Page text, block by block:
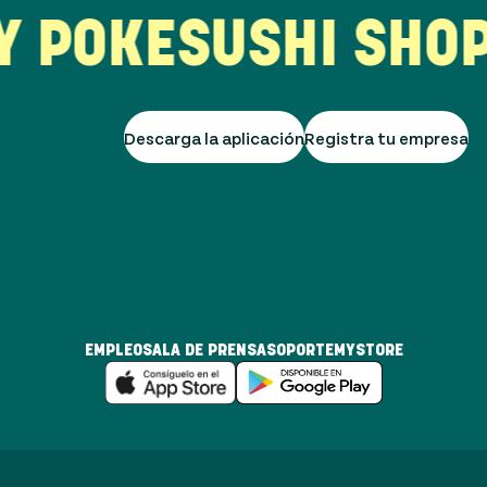
SUSHI SHOP
Descarga la aplicaciónRegistra tu empresa
EMPLEOSALA DE PRENSASOPORTEMYSTORE